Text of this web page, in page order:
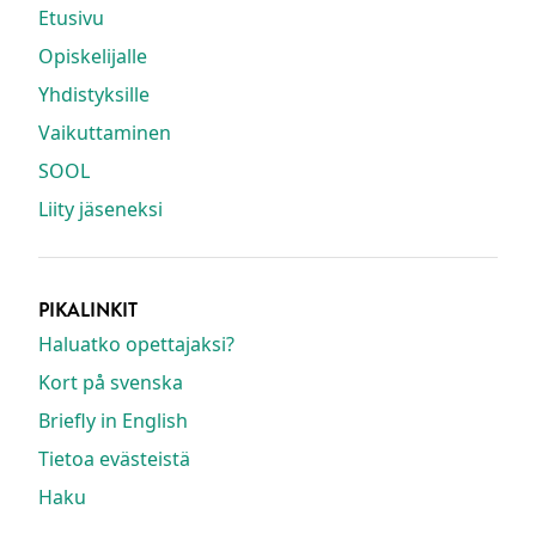
Etusivu
Opiskelijalle
Yhdistyksille
Vaikuttaminen
SOOL
Liity jäseneksi
PIKALINKIT
Haluatko opettajaksi?
Kort på svenska
Briefly in English
Tietoa evästeistä
Haku